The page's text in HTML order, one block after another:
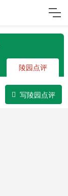
陵园点评
写陵园点评